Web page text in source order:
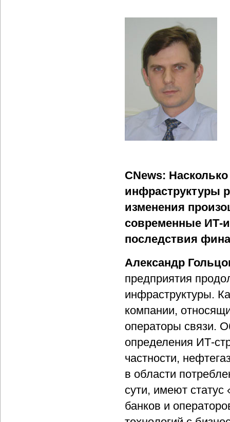
CNews:
инфраструктуры
изменения
современные ИТ-
последствия
Александр
предприятия
инфраструктуры.
компании,
операторы связи.
определения ИТ-
частности,
в области
сути, имеют
банков и